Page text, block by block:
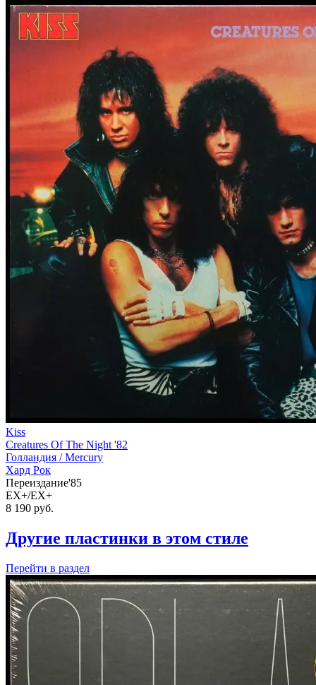
Kiss
Creatures Of The Night '82
Голландия /Mercury
Хард Рок
Переиздание'85
EX+/EX+
8 190 руб.
Другие пластинки в этом стиле
Перейти в раздел